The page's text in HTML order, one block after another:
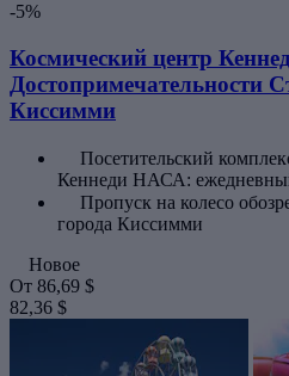
-5%
Космический центр
Достопримечательности
Киссимми
Посетительский
Кеннеди НАСА:
Пропуск на колесо
города Киссимми
Новое
От 86,69 $
82,36 $